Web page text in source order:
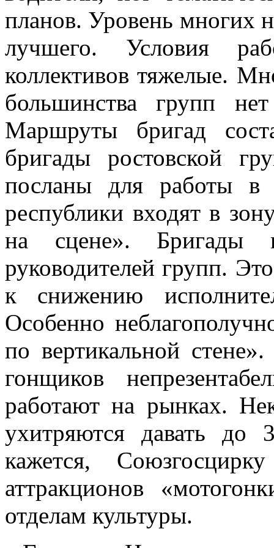
пла­нов. Уровень многих
луч­шего. Условия
коллективов тяже­лые.
большинства групп
Маршруты бригад
бригады ростовской
посланы для ра­боты
республики входят в
на сцене». Бригады
руководителей групп.
к снижению
Особенно
по вертикальной
гонщиков
работают на рын­ках.
ухитряются давать
кажется,
аттракционов
отде­лам культуры.